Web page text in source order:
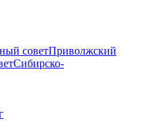
советПриволжский
Сибирско-